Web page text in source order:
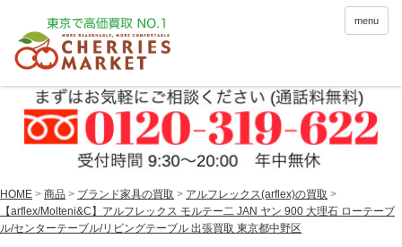
menu
HOME > 商品 > ブランド家具の買取 > アルフレックス(arflex)の買取 >
【arflex/Molteni&C】アルフレックス モルテー二 JAN ヤン 900 大理石 ローテーブ
ル/センターテーブル/リビングテーブル 出張買取 東京都中野区